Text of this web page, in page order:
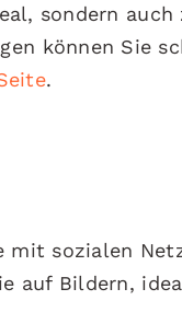
sondern
können Sie
.
mit sozialen
auf Bildern,